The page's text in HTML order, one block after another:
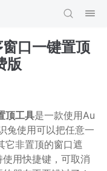
口一键置顶
版
顶工具是一款使用Au
兔使用可以把任意一
它非置顶的窗口遮
用快捷键，可取消